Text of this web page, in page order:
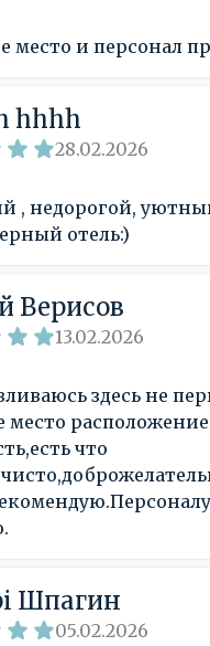
место и персонал
hhhh
28.02.2026
, недорогой,
отель:)
Верисов
13.02.2026
здесь не
место
что
Шпагин
05.02.2026